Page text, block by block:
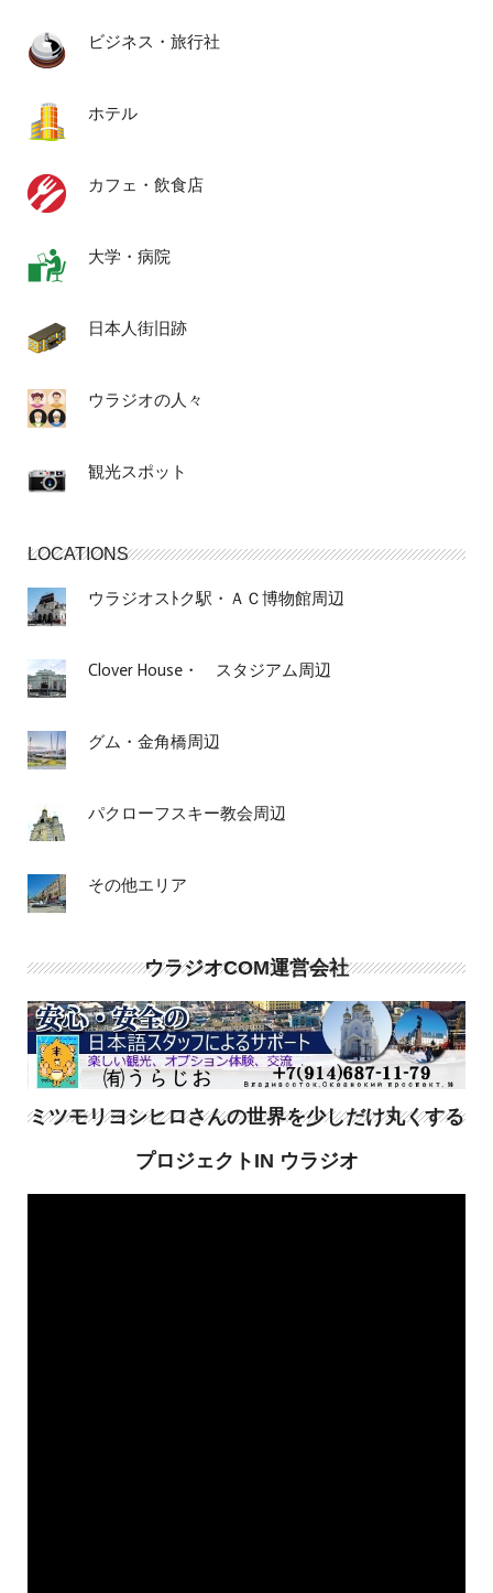
ビジネス・旅行社
ホテル
カフェ・飲食店
大学・病院
日本人街旧跡
ウラジオの人々
観光スポット
LOCATIONS
ウラジオスﾄク駅・ＡＣ博物館周辺
Clover House・ スタジアム周辺
グム・金角橋周辺
パクローフスキー教会周辺
その他エリア
ウラジオCOM運営会社
ミツモリヨシヒロさんの世界を少しだけ丸くする
プロジェクトIN ウラジオ